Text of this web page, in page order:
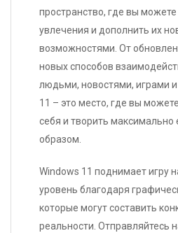
пространство, где вы
увлечения и дополнить их
возможностями. От
новых способов
людьми, новостями, играми
11 – это место, где вы
себя и творить максимально
образом.
Windows 11 поднимает игру
уровень благодаря
которые могут составить
реальности. Отправляйтесь
Региональная
привязка
Ключ
точки
Тип
пользователей,
которые могут
Тип доставки На
интерфейса
Microsoft
Windows 10
Home
-
Windows 10
Enterprise
P
Microsoft
Microsoft
Education
P
-